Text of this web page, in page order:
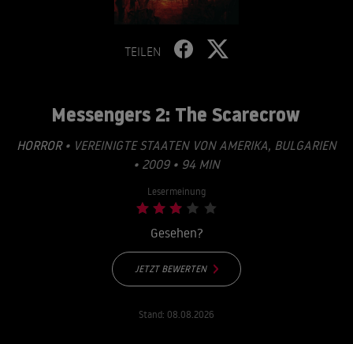
TEILEN
Messengers 2: The Scarecrow
HORROR• VEREINIGTE STAATEN VON AMERIKA, BULGARIEN
• 2009 • 94 MIN
Lesermeinung
Gesehen?
JETZT BEWERTEN
Stand: 08.08.2026